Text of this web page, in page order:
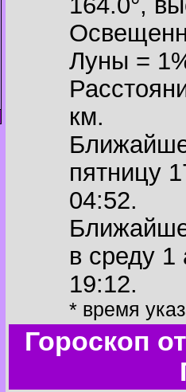
Луны =
км.
пятницу
04:52.
в среду 1
19:12.
* время
Гороскоп